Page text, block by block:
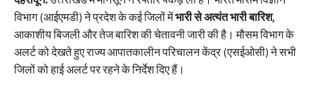
विभाग (आईएमडी) ने प्रदेश के कई जिलों मेंभारी से अत्यंत भारी बारिश,
आकाशीय बिजली और तेज बारिश की चेतावनी जारी की है। मौसम विभाग के
अलर्ट को देखते हुए राज्य आपातकालीन परिचालन केंद्र (एसईओसी) ने सभी
जिलों को हाई अलर्ट पर रहने के निर्देश दिए हैं।